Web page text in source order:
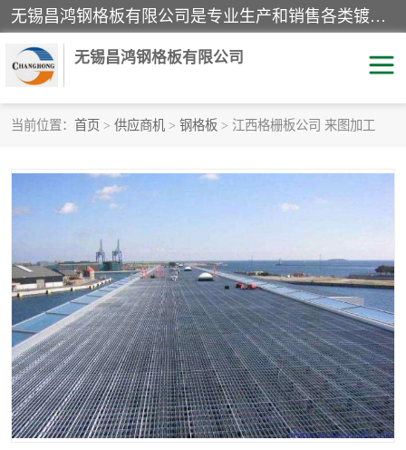
无锡昌鸿钢格板有限公司是专业生产和销售各类镀锌钢格板、镀锌钢格栅、不锈钢钢格及其相关产品的现代化企业。公司产品广泛运用于石油、化工、港口、电力、运输、造纸、医药、钢铁、食品、市政、房地产、制造业等各个领域。
无锡昌鸿钢格板有限公司
当前位置： 首页 > 供应商机 > 钢格板 > 江西格栅板公司 来图加工
踏步板 水沟盖板
齿形钢格板 钢格板
热镀锌钢格板 复合钢格板
钢格栅踏步板 插接钢格板
整流格栅